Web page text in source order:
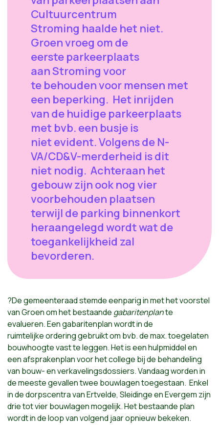
Cultuurcentrum
Stroming haalde het niet.
Groen vroeg om de
eerste parkeerplaats
aan Stroming voor
te behouden voor mensen met
een beperking. Het inrijden
van de huidige parkeerplaats
met bvb. een busje is
niet evident. Volgens de N-
VA/CD&V-merderheid is dit
niet nodig. Achteraan het
gebouw zijn ook nog vier
voorbehouden plaatsen
terwijl de parking binnenkort
heraangelegd wordt wat de
toegankelijkheid zal
bevorderen.
?De gemeenteraad stemde eenparig in met het voorstel
van Groen om het bestaande gabaritenplante
evalueren. Een gabaritenplan wordt in de
ruimtelijke ordering gebruikt om bvb. de max. toegelaten
bouwhoogte vast te leggen. Het is een hulpmiddel en
een afsprakenplan voor het college bij de behandeling
van bouw- en verkavelingsdossiers. Vandaag worden in
de meeste gevallen twee bouwlagen toegestaan. Enkel
in de dorpscentra van Ertvelde, Sleidinge en Evergem zijn
drie tot vier bouwlagen mogelijk. Het bestaande plan
wordt in de loop van volgend jaar opnieuw bekeken.